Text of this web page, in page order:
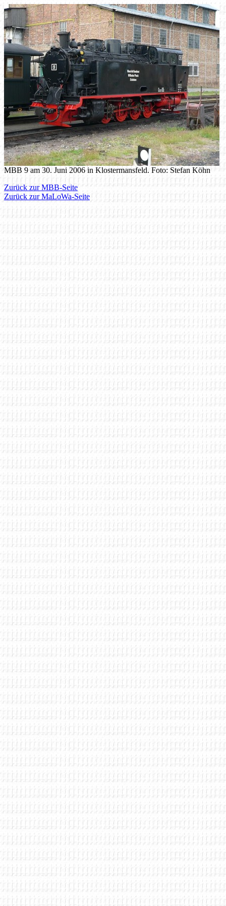
MBB 9 am 30. Juni 2006 in Klostermansfeld. Foto: Stefan Köhn
Zurück zur MBB-Seite
Zurück zur MaLoWa-Seite